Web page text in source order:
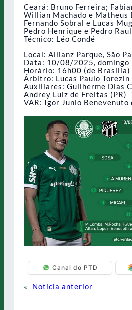
Ceará: Bruno Ferreira;
Willian Machado e Matheus
Fernando Sobral e Lucas
Pedro Henrique e Pedro Raul
Técnico: Léo Condé
Local: Allianz Parque, São
Data: 10/08/2025, domingo
Horário: 16h00 (de Brasília)
Árbitro: Lucas Paulo Torezin
Auxiliares: Guilherme Dias
Andrey Luiz de Freitas (PR)
VAR: Igor Junio
Canal do PTD
«
Notícia anterior